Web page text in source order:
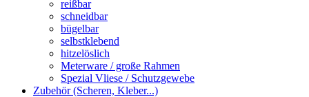
reißbar
schneidbar
bügelbar
selbstklebend
hitzelöslich
Meterware / große Rahmen
Spezial Vliese / Schutzgewebe
Zubehör (Scheren, Kleber...)